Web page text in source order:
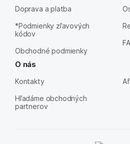
Doprava a platba
*Podmienky zľavových
kódov
Obchodné podmienky
O nás
Kontakty
Hľadáme obchodných
partnerov